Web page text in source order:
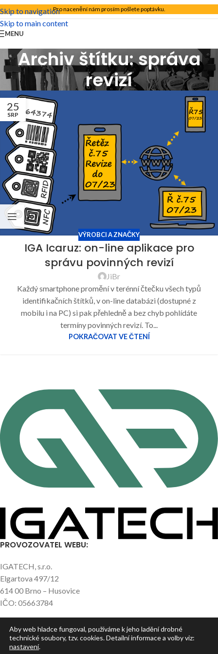
Skip to navigation
Skip to main content
Pro nacenění nám prosím pošlete poptávku.
MENU
Archiv štítku: správa
revizí
25
SRP
VÝROBCI A ZNAČKY
IGA Icaruz: on-line aplikace pro
správu povinných revizí
JiBr
Každý smartphone promění v terénní čtečku všech typů
identifikačních štítků, v on-line databázi (dostupné z
mobilu i na PC) si pak přehledně a bez chyb pohlídáte
termíny povinných revizí. To...
POKRAČOVAT VE ČTENÍ
PROVOZOVATEL WEBU:
IGATECH, s.r.o.
Elgartova 497/12
614 00 Brno – Husovice
IČO: 05663784
NEJNOVĚJŠÍ ČLÁNKY
Aby web hladce fungoval, používáme k jeho ladění drobné
technické soubory, tzv. cookies. Detailní informace a volby viz:
nastavení.